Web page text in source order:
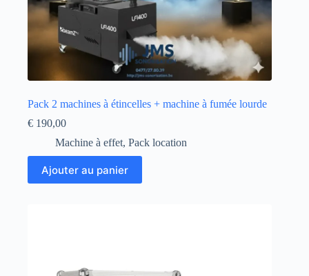
Pack 2 machines à étincelles + machine à fumée lourde
€ 190,00
Machine à effet, Pack location
Ajouter au panier